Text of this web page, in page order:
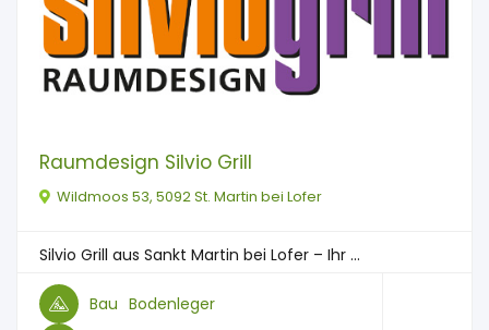
Raumdesign Silvio Grill
Wildmoos 53, 5092 St. Martin bei Lofer
Silvio Grill aus Sankt Martin bei Lofer – Ihr ...
Bau Bodenleger